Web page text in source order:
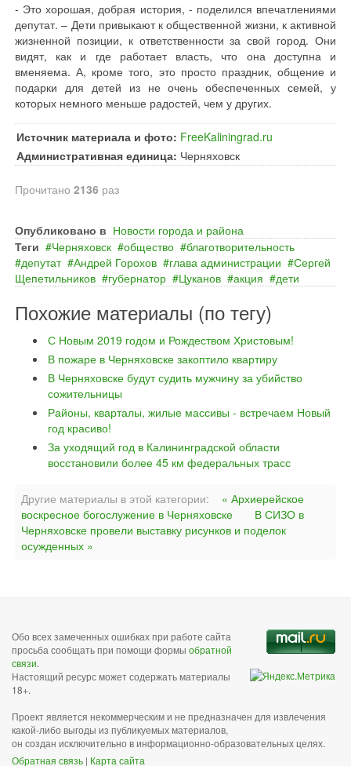
- Это хорошая, добрая история, - поделился впечатлениями
депутат. – Дети привыкают к общественной жизни, к активной
жизненной позиции, к ответственности за свой город. Они
видят, как и где работает власть, что она доступна и
вменяема. А, кроме того, это просто праздник, общение и
подарки для детей из не очень обеспеченных семей, у
которых немного меньше радостей, чем у других.
Источник материала и фото: FreeKaliningrad.ru
Административная единица: Черняховск
Прочитано 2136 раз
Опубликовано в Новости города и района
Теги
Черняховск общество
благотворительность
депутат
Андрей Горохов глава администрации
Сергей
Щепетильников
губернатор Цуканов акция дети
Похожие материалы (по тегу)
С Новым 2019 годом и Рождеством Христовым!
В пожаре в Черняховске закоптило квартиру
В Черняховске будут судить мужчину за убийство
сожительницы
Районы, кварталы, жилые массивы - встречаем Новый
год красиво!
За уходящий год в Калининградской области
восстановили более 45 км федеральных трасс
Другие материалы в этой категории:
« Архиерейское
воскресное богослужение в Черняховске
В СИЗО в
Черняховске провели выставку рисунков и поделок
осужденных »
Обо всех замеченных ошибках при работе сайта
просьба сообщать при помощи формы обратной
связи.
Настоящий ресурс может содержать материалы
18+.
Проект является некоммерческим и не предназначен для извлечения
какой-либо выгоды из публикуемых материалов,
он создан исключительно в информационно-образовательных целях.
Обратная связь | Карта сайта